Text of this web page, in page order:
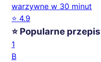
warzywne w 30 minut
⭐ 4.9
⭐ Popularne
1
B